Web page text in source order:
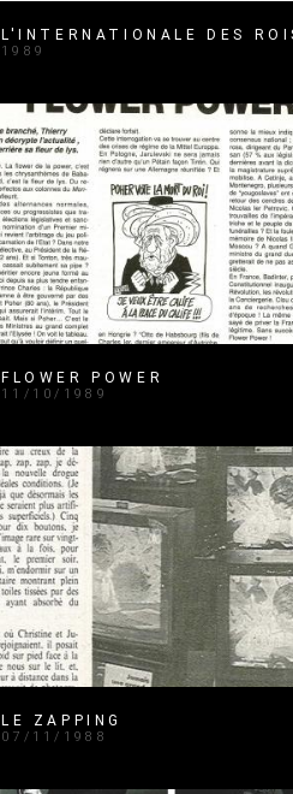
L'INTERNATIONALE DES
1989
FLOWER POWER
11/10/1989
LE ZAPPING
07/11/1988